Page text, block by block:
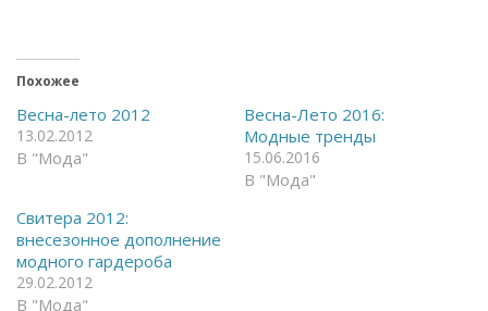
т
ь
а
F
a
c
e
k
(
О
т
к
р
ы
с
я
r
a
m
(
Похожее
Весна-лето 2012
13.02.2012
В "Мода"
Весна-Лето 2016:
Модные тренды
15.06.2016
В "Мода"
Свитера 2012:
внесезонное дополнение
модного гардероба
29.02.2012
В "Мода"